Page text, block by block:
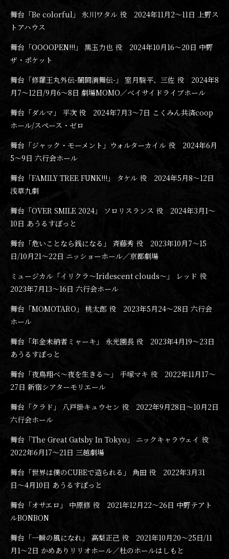
舞台「Be colorful」 氷川ワタル 役 2024年11月2〜11日 上野ス
トアハウス
舞台「OOOOPEN!!!」 黒玉力也 役 2024年10月16〜20日 中野
ザ・ポケット
舞台「修羅王丸外伝-闇闘演舞伝-」 室月駿平、三佐 役 2024年8
月7〜12日/9月6〜8日 劇場MOMO／ベイサイドライブホール
舞台「ダルマ」 平次 役 2024年7月3〜7日 こくみん共済coop
ホール/スペース・ゼロ
舞台「ジャック・モーメント」ウォルターカイル 役 2024年6月
5〜9日 六行会ホール
舞台「FAMILY TREE FUNK!!!」 タケル 役 2024年5月8〜12日
浅草九劇
舞台「OVER SMILE 2024」 ソロリスランス 役 2024年3月1〜
10日 あうるすぽっと
舞台「危いことなら銭になる」 斉藤秀 役 2023年10月7〜15
日/10月21〜22日 ニッショーホール／京都劇場
ミュージカル「イリクラ～Iridescent clouds～」 レッド 役
2023年7月13〜16日 六行会ホール
舞台「MOMOTARO」 桃太郎 役 2023年5月24〜28日 六行会
ホール
舞台「年金未納者ミャーキ」 永光園長 役 2023年4月19〜23日
あうるすぽっと
舞台「夜鳥翔べ〜夜を生きる〜」 手塚マキ 役 2022年11月17〜
27日 新宿シアターモリエール
舞台「クラド」 八戸掛キュウセン 役 2022年9月28日〜10月2日
六行会ホール
舞台「The Great Gatsby In Tokyo」 ニックキャラウェイ 役
2022年6月17〜21日 三越劇場
舞台「世界は僕のCUBEで造られる」 角田 役 2022年3月31
日〜4月10日 あうるすぽっと
舞台「オサエロ」 中原修 役 2021年12月22〜26日 中野テアト
ルBONBON
舞台「一瞬の風になれ」 高梨正己 役 2021年10月20〜25日/11
月1〜2日 かめありリリオホール／杜のホールはしもと